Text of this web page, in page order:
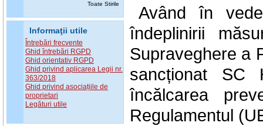
Toate Stirile
Informaţii utile
Întrebări frecvente
Ghid întrebări RGPD
Ghid orientativ RGPD
Ghid privind aplicarea Legii nr.
363/2018
Ghid privind asociațiile de
proprietari
Legături utile
Având în
îndeplinirii
Supraveghere a
sancționat SC
încălcarea
Regulamentul